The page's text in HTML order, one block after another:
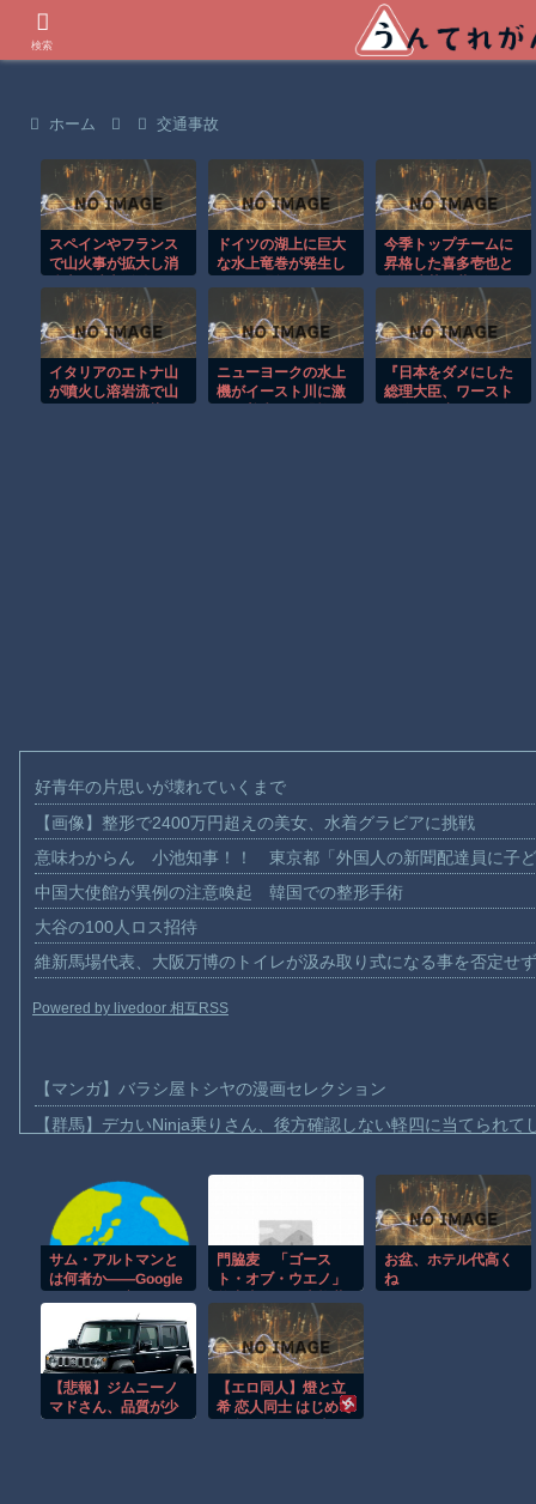
ホーム 交通事故
スペインやフランス
で山火事が拡大し消
ドイツの湖上に巨大
な水上竜巻が発生し
今季トップチームに
昇格した喜多壱也と
るの熱いな
イタリアのエトナ山
が噴火し溶岩流で山
ニューヨークの水上
機がイースト川に激
『日本をダメにした
総理大臣、ワースト
好青年の片思いが壊れていくまで
【画像】整形で2400万円超えの美女、水着グラビアに挑戦
意味わからん 小池知事！！ 東京都「外国人の新聞配達員に子
中国大使館が異例の注意喚起 韓国での整形手術
大谷の100人ロス招待
維新馬場代表、大阪万博のトイレが汲み取り式になる事を否定せ
Powered by livedoor 相互RSS
【マンガ】バラシ屋トシヤの漫画セレクション
【群馬】デカいNinja乗りさん、後方確認しない軽四に当てられて
【動画】DJI Neo2で釣りの自撮りをしようとした男の悲劇（ノ∇`
【動画】タイのティパンコーン王子が日本人女性とデートか？
お前らがメイドイン韓国で認めてるもの 「キムチ」あと3つは？
【動画】これはお見事。中国重慶市で珍しい事故が撮影される。
【画像】十二支合体！！ところでその前足、猫じゃね？
【動画】ロシア軍のドローンをネット発射装置で撃墜するウクラ
サム・アルトマンと
は何者か——Google
「5日間」を生き延
び、8520億ドル企業
を率いる男になるま
で
門脇麦 「ゴース
ト・オブ・ウエノ」
演は“最高の時
間”「台本よりたくさ
んしゃべってた」
お盆、ホテル代高く
ね
【悲報】ジムニーノ
マドさん、品質が少
【エロ同人】燈と立
希 恋人同士 はじめて
検索